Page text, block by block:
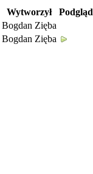
Wytworzył
Podgląd
Bogdan Zięba
Bogdan Zięba